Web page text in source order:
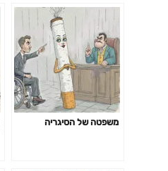
משפטה של הסיגריה